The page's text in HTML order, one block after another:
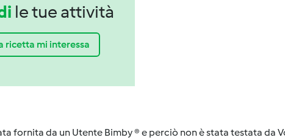
le tue attività
ricetta mi interessa
fornita da un Utente Bimby ® e perciò non è stata testata da